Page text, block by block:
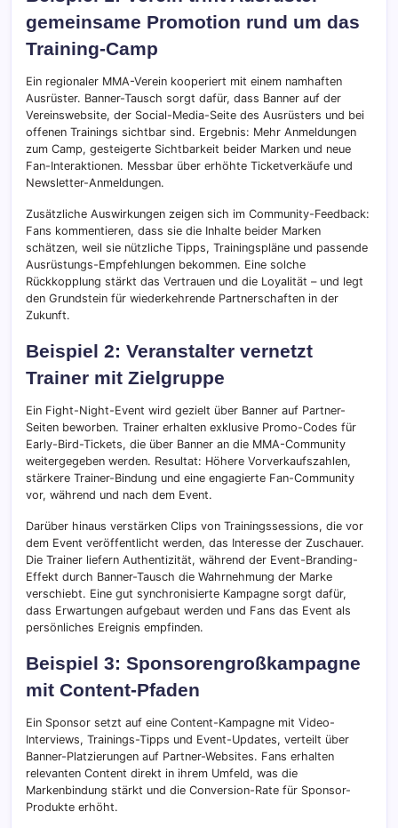
gemeinsame Promotion rund um das
Training-Camp
Ein regionaler MMA-Verein kooperiert mit einem namhaften
Ausrüster. Banner-Tausch sorgt dafür, dass Banner auf der
Vereinswebsite, der Social-Media-Seite des Ausrüsters und bei
offenen Trainings sichtbar sind. Ergebnis: Mehr Anmeldungen
zum Camp, gesteigerte Sichtbarkeit beider Marken und neue
Fan-Interaktionen. Messbar über erhöhte Ticketverkäufe und
Newsletter-Anmeldungen.
Zusätzliche Auswirkungen zeigen sich im Community-Feedback:
Fans kommentieren, dass sie die Inhalte beider Marken
schätzen, weil sie nützliche Tipps, Trainingspläne und passende
Ausrüstungs-Empfehlungen bekommen. Eine solche
Rückkopplung stärkt das Vertrauen und die Loyalität – und legt
den Grundstein für wiederkehrende Partnerschaften in der
Zukunft.
Beispiel 2: Veranstalter vernetzt
Trainer mit Zielgruppe
Ein Fight-Night-Event wird gezielt über Banner auf Partner-
Seiten beworben. Trainer erhalten exklusive Promo-Codes für
Early-Bird-Tickets, die über Banner an die MMA-Community
weitergegeben werden. Resultat: Höhere Vorverkaufszahlen,
stärkere Trainer-Bindung und eine engagierte Fan-Community
vor, während und nach dem Event.
Darüber hinaus verstärken Clips von Trainingssessions, die vor
dem Event veröffentlicht werden, das Interesse der Zuschauer.
Die Trainer liefern Authentizität, während der Event-Branding-
Effekt durch Banner-Tausch die Wahrnehmung der Marke
verschiebt. Eine gut synchronisierte Kampagne sorgt dafür,
dass Erwartungen aufgebaut werden und Fans das Event als
persönliches Ereignis empfinden.
Beispiel 3: Sponsorengroßkampagne
mit Content-Pfaden
Ein Sponsor setzt auf eine Content-Kampagne mit Video-
Interviews, Trainings-Tipps und Event-Updates, verteilt über
Banner-Platzierungen auf Partner-Websites. Fans erhalten
relevanten Content direkt in ihrem Umfeld, was die
Markenbindung stärkt und die Conversion-Rate für Sponsor-
Produkte erhöht.